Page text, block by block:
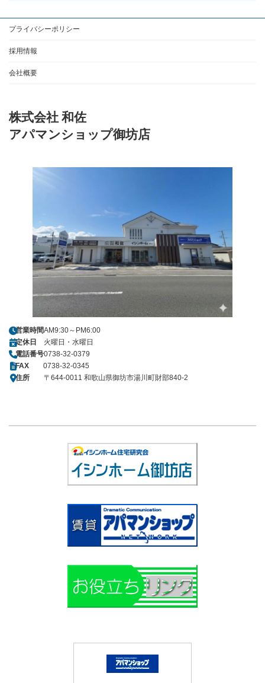
プライバシーポリシー
採用情報
会社概要
株式会社 和佐
アパマンショップ御坊店
営業時間AM9:30～PM6:00
定休日
火曜日・水曜日
電話番号0738-32-0379
FAX
0738-32-0345
住所
〒644-0011 和歌山県御坊市湯川町財部840-2